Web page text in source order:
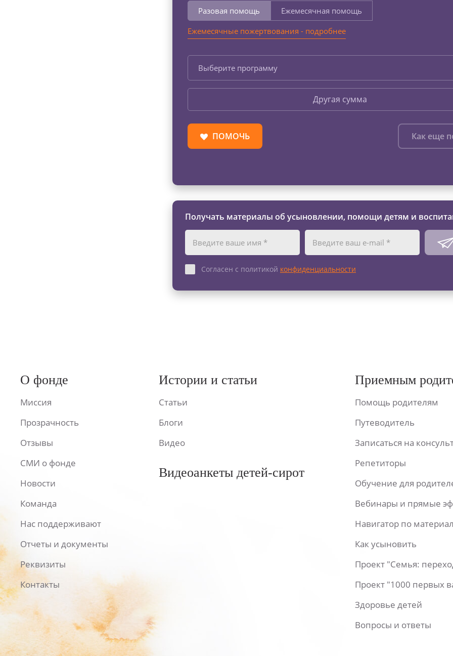
Разовая помощь
Ежемесячная помощь
Ежемесячные пожертвования - подробнее
Выберите программу
Другая сумма
ПОМОЧЬ Как еще
Получать материалы об усыновлении, помощи детям и
Согласен с политикой конфиденциальности
О фонде
Миссия
Прозрачность
Отзывы
СМИ о фонде
Новости
Команда
Нас поддерживают
Отчеты и документы
Реквизиты
Контакты
Истории и статьи
Статьи
Блоги
Видео
Видеоанкеты детей-сирот
Приемным
Помощь родителям
Путеводитель
Записаться на
Репетиторы
Обучение для
Вебинары и прямые
Навигатор по
Как усыновить
Проект "Семья:
Проект "1000 первых
Здоровье детей
Вопросы и ответы